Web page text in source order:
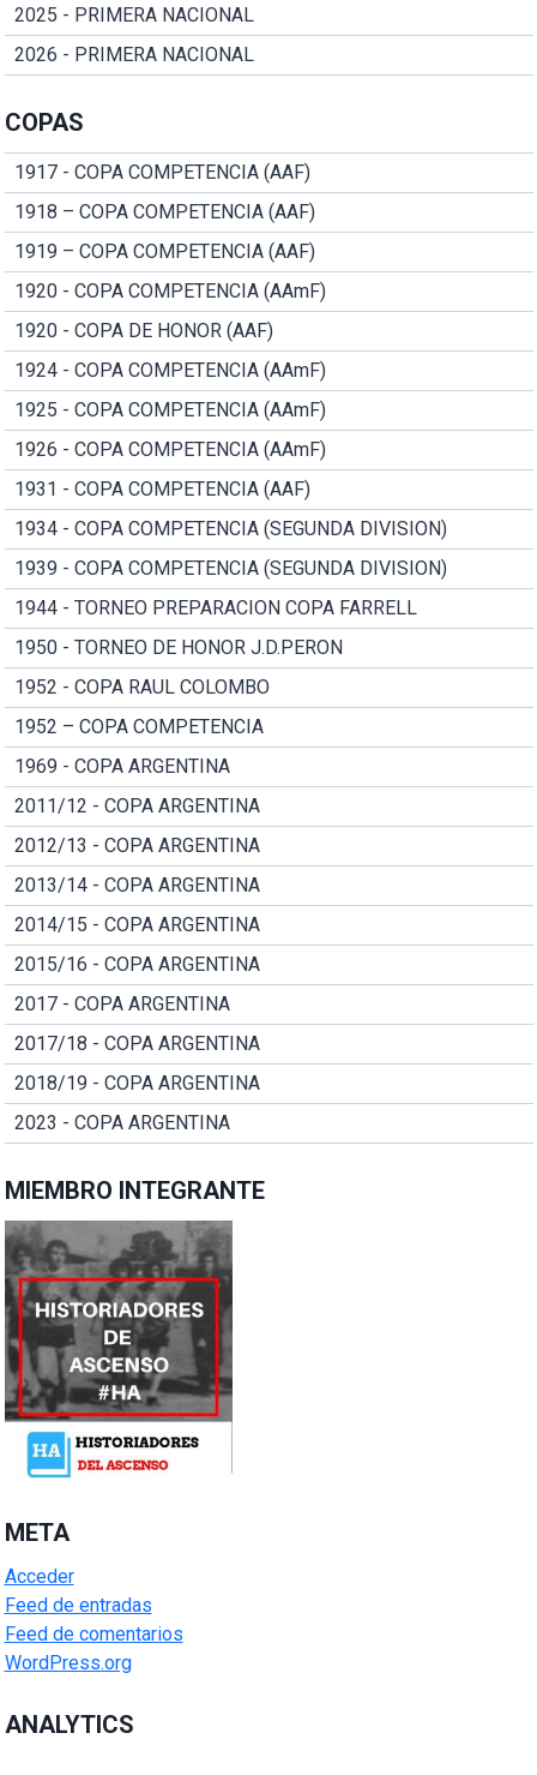
2025 - PRIMERA NACIONAL
2026 - PRIMERA NACIONAL
COPAS
1917 - COPA COMPETENCIA (AAF)
1918 – COPA COMPETENCIA (AAF)
1919 – COPA COMPETENCIA (AAF)
1920 - COPA COMPETENCIA (AAmF)
1920 - COPA DE HONOR (AAF)
1924 - COPA COMPETENCIA (AAmF)
1925 - COPA COMPETENCIA (AAmF)
1926 - COPA COMPETENCIA (AAmF)
1931 - COPA COMPETENCIA (AAF)
1934 - COPA COMPETENCIA (SEGUNDA DIVISION)
1939 - COPA COMPETENCIA (SEGUNDA DIVISION)
1944 - TORNEO PREPARACION COPA FARRELL
1950 - TORNEO DE HONOR J.D.PERON
1952 - COPA RAUL COLOMBO
1952 – COPA COMPETENCIA
1969 - COPA ARGENTINA
2011/12 - COPA ARGENTINA
2012/13 - COPA ARGENTINA
2013/14 - COPA ARGENTINA
2014/15 - COPA ARGENTINA
2015/16 - COPA ARGENTINA
2017 - COPA ARGENTINA
2017/18 - COPA ARGENTINA
2018/19 - COPA ARGENTINA
2023 - COPA ARGENTINA
MIEMBRO INTEGRANTE
META
Acceder
Feed de entradas
Feed de comentarios
WordPress.org
ANALYTICS